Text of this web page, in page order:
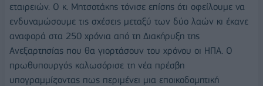
εταιρειών. Ο κ. Μητσοτάκης τόνισε επίσης ότι οφείλουμε να
ενδυναμώσουμε τις σχέσεις μεταξύ των δύο λαών κι έκανε
αναφορά στα 250 χρόνια από τη Διακήρυξη της
Ανεξαρτησίας που θα γιορτάσουν του χρόνου οι ΗΠΑ. Ο
πρωθυπουργός καλωσόρισε τη νέα πρέσβη
υπογραμμίζοντας πως περιμένει μια εποικοδομητική